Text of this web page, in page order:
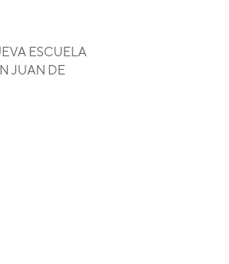
ESCUELA
JUAN DE